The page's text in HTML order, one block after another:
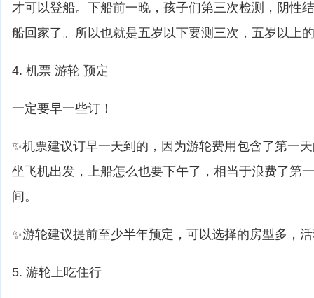
才可以登船。下船前一晚，孩子们第三次检测，阴性
船回家了。所以也就是五岁以下要测三次，五岁以上
4. 机票 游轮 预定
一定要早一些订！
✨机票建议订早一天到的，因为游轮费用包含了第一
坐飞机出发，上船怎么也要下午了，相当于浪费了第
间。
✨游轮建议提前至少半年预定，可以选择的房型多，
5. 游轮上吃住行